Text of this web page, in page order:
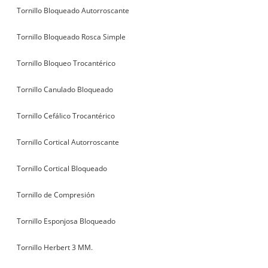
Tornillo Bloqueado Autorroscante
Tornillo Bloqueado Rosca Simple
Tornillo Bloqueo Trocantérico
Tornillo Canulado Bloqueado
Tornillo Cefálico Trocantérico
Tornillo Cortical Autorroscante
Tornillo Cortical Bloqueado
Tornillo de Compresión
Tornillo Esponjosa Bloqueado
Tornillo Herbert 3 MM.